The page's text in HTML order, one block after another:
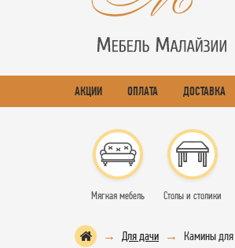
АКЦИИ ОПЛАТА ДОСТАВКА
Мягкая мебель Столы и столики
Для дачи Камины